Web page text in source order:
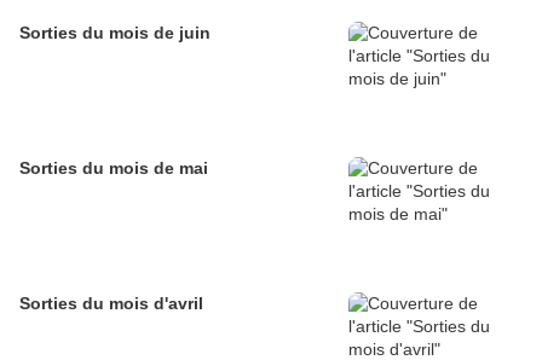
Sorties du mois de juin
Sorties du mois de mai
Sorties du mois d'avril